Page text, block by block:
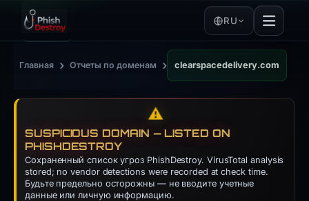
RU
Главная › Отчеты по доменам › clearspacedelivery.com
⚠️
SUSPICIOUS DOMAIN — LISTED ON
PHISHDESTROY
Сохраненный список угроз PhishDestroy. VirusTotal analysis
stored; no vendor detections were recorded at check time.
Будьте предельно осторожны — не вводите учетные
данные или личную информацию.